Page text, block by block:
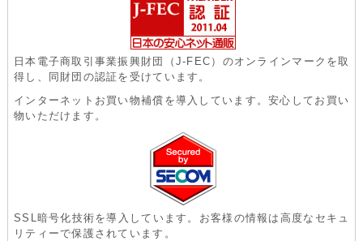
日本電子商取引事業振興財団（J-FEC）のオンラインマークを取
得し、同財団の認証を受けています。
インターネットお買い物補償を導入しています。安心してお買い
物いただけます。
SSL暗号化技術を導入しています。お客様の情報は高度なセキュ
リティーで保護されています。